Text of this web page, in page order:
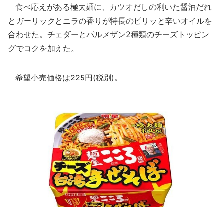
食べ応えがある極太麺に、カツオだしの利いた醤油だれ
とガーリックとニラの香りが特長のピリッと辛いオイルを
合わせた。チェダーとパルメザン2種類のチーズトッピン
グでコクを加えた。
希望小売価格は225円(税別)。